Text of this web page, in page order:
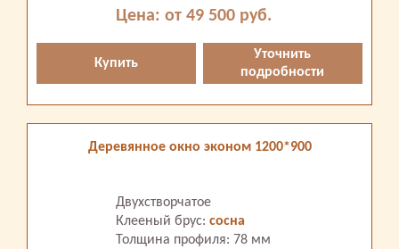
Цена: от 49 500 руб.
Купить
Уточнить
подробности
Деревянное окно эконом 1200*900
Двухстворчатое
Клееный брус: сосна
Толщина профиля: 78 мм